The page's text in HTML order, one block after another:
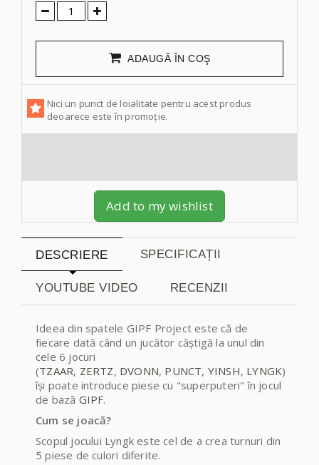
ADAUGĂ ÎN COŞ
Nici un punct de loialitate pentru acest produs
deoarece este în promoție.
Add to my wishlist
DESCRIERE SPECIFICAȚII
YOUTUBE VIDEO RECENZII
Ideea din spatele GIPF Project este că de
fiecare dată când un jucător căștigă la unul din
cele 6 jocuri
(TZAAR, ZERTZ, DVONN, PUNCT, YINSH, LYNGK)
își poate introduce piese cu "superputeri" în jocul
de bază GIPF.
Cum se joacă?
Scopul jocului Lyngk este cel de a crea turnuri din
5 piese de culori diferite.